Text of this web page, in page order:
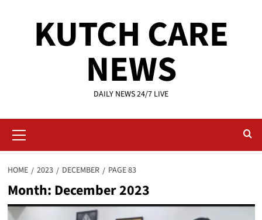
KUTCH CARE
NEWS
DAILY NEWS 24/7 LIVE
Menu
HOME 2023 DECEMBER PAGE 83
Month: December 2023